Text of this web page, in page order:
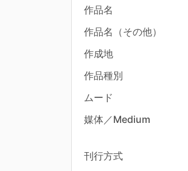
作品名
作品名（その他）
作成地
作品種別
ムード
媒体／Medium
刊行方式